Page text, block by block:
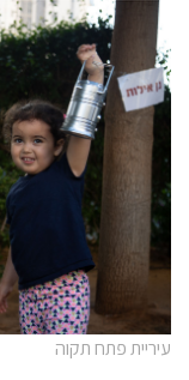
עיריית פתח תקוה